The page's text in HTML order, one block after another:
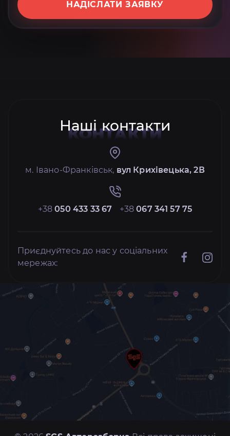
НАДІСЛАТИ ЗАЯВКУ
Наші контакти
КОНТАКТИ
м. Івано-Франківськ, вул Крихівецька, 2В
+38050 433 33 67 +38067 341 57 75
Приєднуйтесь до нас у соціальних
мережах: